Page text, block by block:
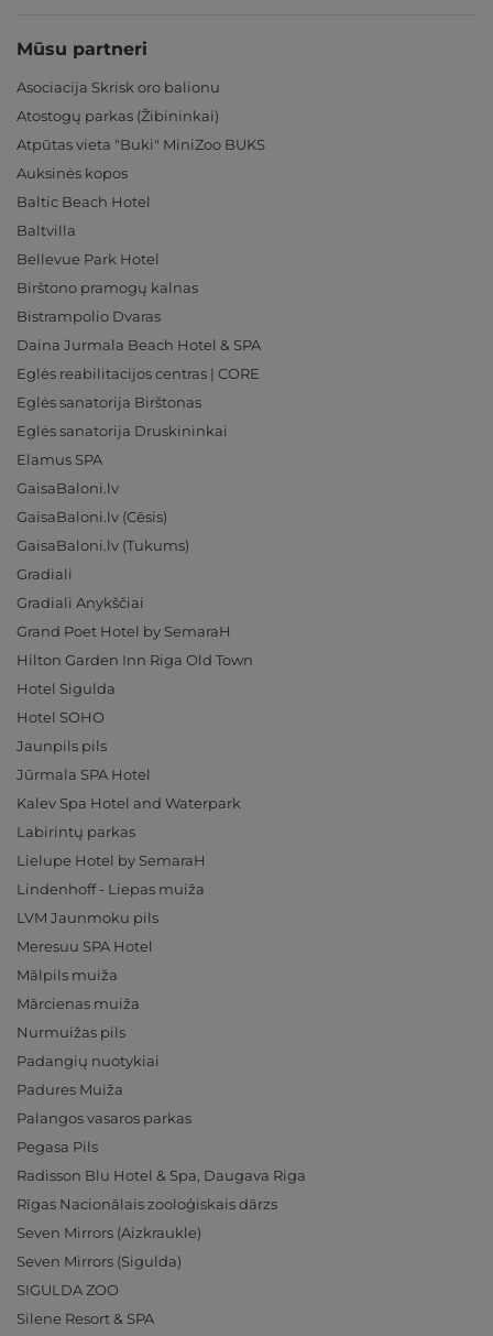
Mūsu partneri
Asociacija Skrisk oro balionu
Atostogų parkas (Žibininkai)
Atpūtas vieta "Buki" MiniZoo BUKS
Auksinės kopos
Baltic Beach Hotel
Baltvilla
Bellevue Park Hotel
Birštono pramogų kalnas
Bistrampolio Dvaras
Daina Jurmala Beach Hotel & SPA
Eglės reabilitacijos centras | CORE
Eglės sanatorija Birštonas
Eglės sanatorija Druskininkai
Elamus SPA
GaisaBaloni.lv
GaisaBaloni.lv (Cēsis)
GaisaBaloni.lv (Tukums)
Gradiali
Gradiali Anykščiai
Grand Poet Hotel by SemaraH
Hilton Garden Inn Riga Old Town
Hotel Sigulda
Hotel SOHO
Jaunpils pils
Jūrmala SPA Hotel
Kalev Spa Hotel and Waterpark
Labirintų parkas
Lielupe Hotel by SemaraH
Lindenhoff - Liepas muiža
LVM Jaunmoku pils
Meresuu SPA Hotel
Mālpils muiža
Mārcienas muiža
Nurmuižas pils
Padangių nuotykiai
Padures Muiža
Palangos vasaros parkas
Pegasa Pils
Radisson Blu Hotel & Spa, Daugava Riga
Rīgas Nacionālais zooloģiskais dārzs
Seven Mirrors (Aizkraukle)
Seven Mirrors (Sigulda)
SIGULDA ZOO
Silene Resort & SPA